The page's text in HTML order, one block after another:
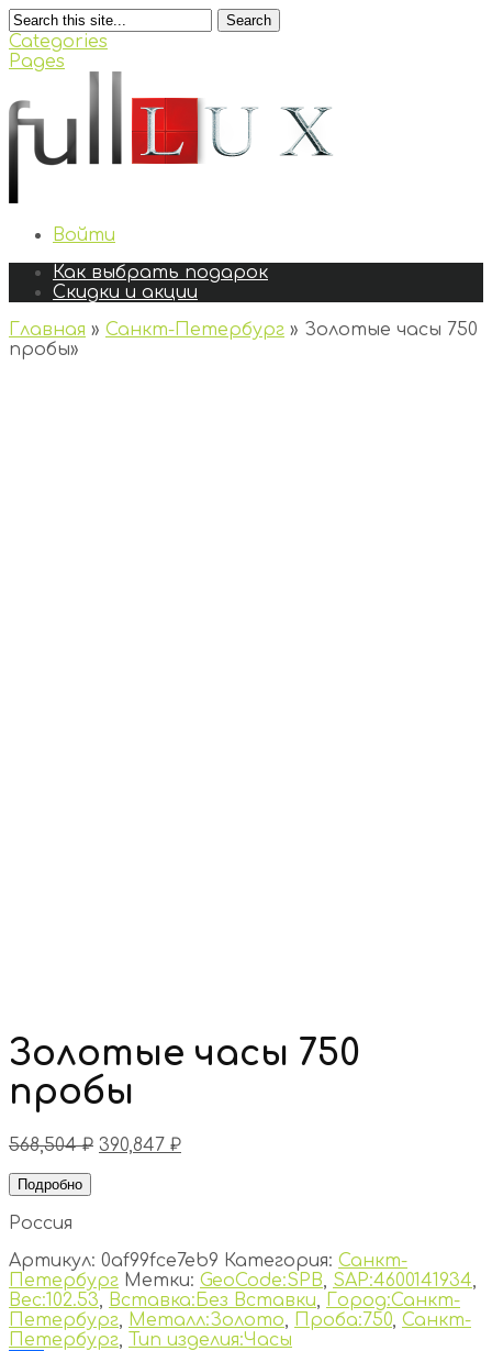
Search
Categories
Pages
Войти
Как выбрать подарок
Скидки и акции
Главная » Санкт-Петербург » Золотые часы 750
пробы»
Золотые часы 750
пробы
568,504₽ 390,847 ₽
Подробно
Россия
Артикул: 0af99fce7eb9 Категория: Санкт-
Петербург Метки: GeoCode:SPB, SAP:4600141934,
Вес:102.53, Вставка:Без Вставки, Город:Санкт-
Петербург, Металл:Золото, Проба:750, Санкт-
Петербург, Тип изделия:Часы